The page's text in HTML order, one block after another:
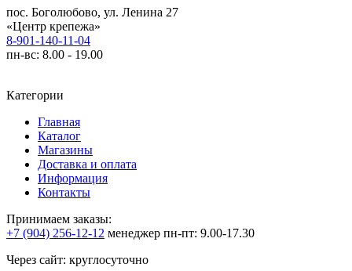
пос. Боголюбово, ул. Ленина 27
«Центр крепежа»
8-901-140-11-04
пн-вс: 8.00 - 19.00
Категории
Главная
Каталог
Магазины
Доставка и оплата
Информация
Контакты
Принимаем заказы:
+7 (904) 256-12-12 менеджер пн-пт: 9.00-17.30
Через сайт: круглосуточно